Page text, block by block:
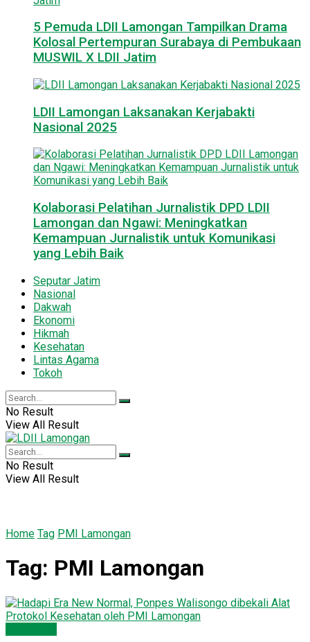
5 Pemuda LDII Lamongan Tampilkan Drama
Kolosal Pertempuran Surabaya di Pembukaan
MUSWIL X LDII Jatim
LDII Lamongan Laksanakan Kerjabakti
Nasional 2025
Kolaborasi Pelatihan Jurnalistik DPD LDII
Lamongan dan Ngawi: Meningkatkan
Kemampuan Jurnalistik untuk Komunikasi
yang Lebih Baik
Seputar Jatim
Nasional
Dakwah
Ekonomi
Hikmah
Kesehatan
Lintas Agama
Tokoh
No Result
View All Result
No Result
View All Result
Home Tag PMI Lamongan
Tag: PMI Lamongan